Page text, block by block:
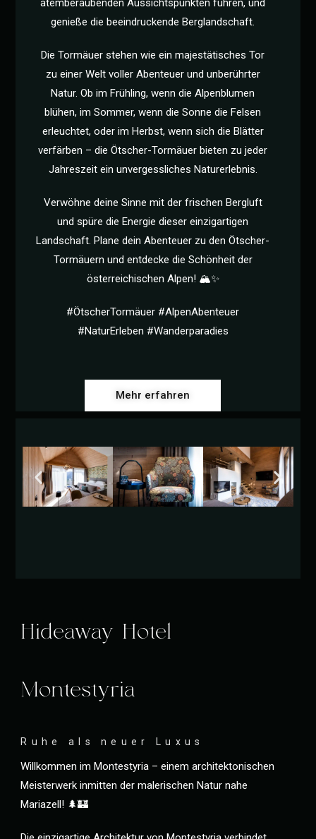
atemberaubenden Aussichtspunkten führen, und
genieße die beeindruckende Berglandschaft.
Die Tormäuer stehen wie ein majestätisches Tor
zu einer Welt voller Abenteuer und unberührter
Natur. Ob im Frühling, wenn die Alpenblumen
blühen, im Sommer, wenn die Sonne die Felsen
erleuchtet, oder im Herbst, wenn sich die Blätter
verfärben – die Ötscher-Tormäuer bieten zu jeder
Jahreszeit ein unvergessliches Naturerlebnis.
Verwöhne deine Sinne mit der frischen Bergluft
und spüre die Energie dieser einzigartigen
Landschaft. Plane dein Abenteuer zu den Ötscher-
Tormäuern und entdecke die Schönheit der
österreichischen Alpen! 🏔️✨
#ÖtscherTormäuer #AlpenAbenteuer
#NaturErleben #Wanderparadies
Mehr erfahren
Hideaway Hotel
Montestyria
Ruhe als neuer Luxus
Willkommen im Montestyria – einem architektonischen
Meisterwerk inmitten der malerischen Natur nahe
Mariazell! 🌲🏰